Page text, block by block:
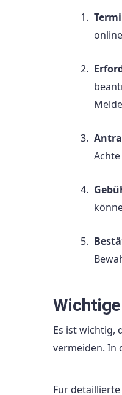
Es ist wichtig,
vermeiden. In
Für